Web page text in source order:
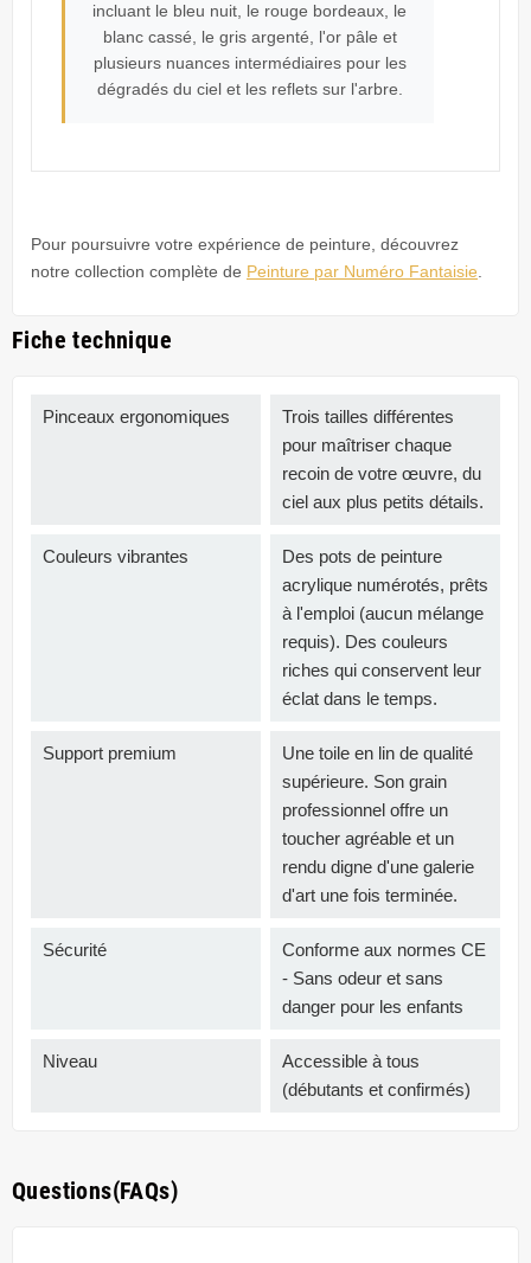
incluant le bleu nuit, le rouge bordeaux, le
blanc cassé, le gris argenté, l'or pâle et
plusieurs nuances intermédiaires pour les
dégradés du ciel et les reflets sur l'arbre.
Pour poursuivre votre expérience de peinture, découvrez
notre collection complète de Peinture par Numéro Fantaisie
Fiche technique
Pinceaux ergonomiques
Trois tailles différentes
pour maîtriser chaque
recoin de votre œuvre, du
ciel aux plus petits détails.
Couleurs vibrantes
Des pots de peinture
acrylique numérotés, prêts
à l'emploi (aucun mélange
requis). Des couleurs
riches qui conservent leur
éclat dans le temps.
Support premium
Une toile en lin de qualité
supérieure. Son grain
professionnel offre un
toucher agréable et un
rendu digne d'une galerie
d'art une fois terminée.
Sécurité
Conforme aux normes CE
- Sans odeur et sans
danger pour les enfants
Niveau
Accessible à tous
(débutants et confirmés)
Questions(FAQs)